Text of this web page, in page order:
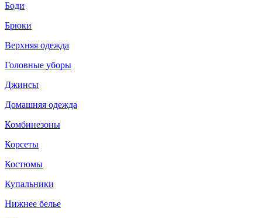
Боди
Брюки
Верхняя одежда
Головные уборы
Джинсы
Домашняя одежда
Комбинезоны
Корсеты
Костюмы
Купальники
Нижнее белье